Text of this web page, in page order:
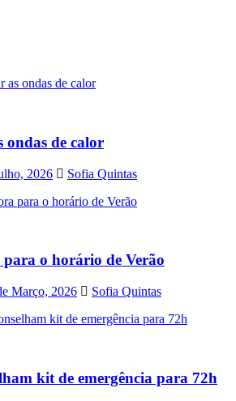
ondas de calor
2026 Sofia Quintas
o horário de Verão
Março, 2026 Sofia Quintas
kit de emergência para 72h